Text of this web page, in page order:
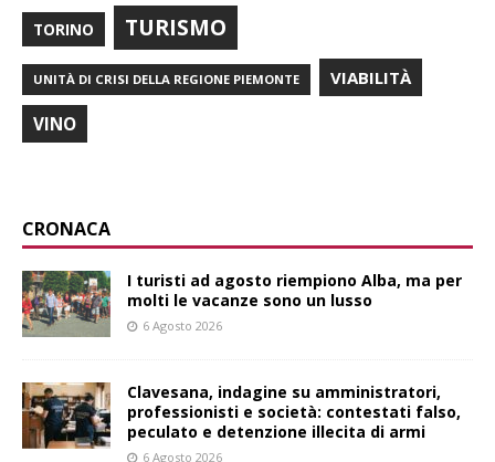
TORINO TURISMO
UNITÀ DI CRISI DELLA REGIONE PIEMONTE VIABILITÀ
VINO
CRONACA
I turisti ad agosto riempiono Alba, ma per
molti le vacanze sono un lusso
6 Agosto 2026
Clavesana, indagine su amministratori,
professionisti e società: contestati falso,
peculato e detenzione illecita di armi
6 Agosto 2026